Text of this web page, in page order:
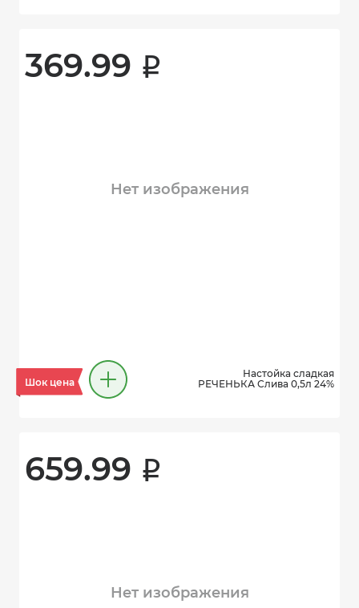
369.99 i
Нет изображения
Шок цена
Настойка сладкая
РЕЧЕНЬКА Слива 0,5л 24%
659.99 i
Нет изображения